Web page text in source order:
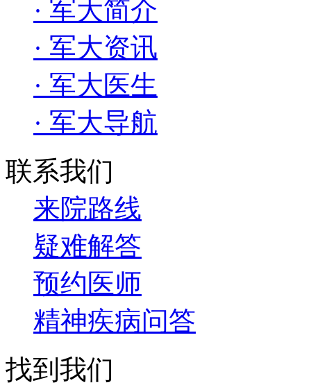
· 军大简介
· 军大资讯
· 军大医生
· 军大导航
联系我们
来院路线
疑难解答
预约医师
精神疾病问答
找到我们